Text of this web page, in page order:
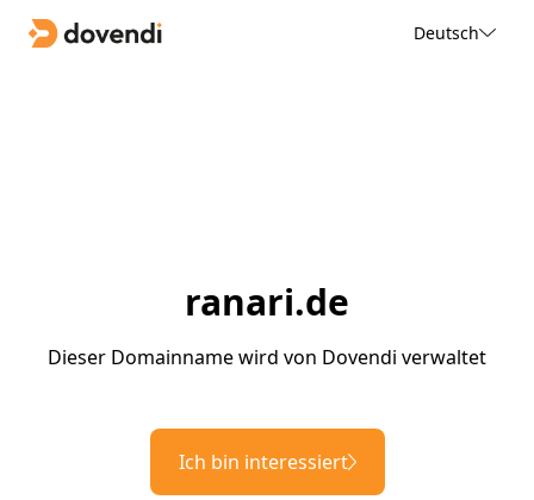
Deutsch
ranari.de
Dieser Domainname wird von Dovendi verwaltet
Ich bin interessiert